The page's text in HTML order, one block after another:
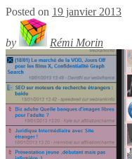
Posted on 19 janvier 2013
by Rémi Morin